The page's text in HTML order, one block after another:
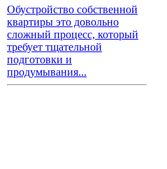
Обустройство собственной
квартиры это довольно
сложный процесс, который
требует тщательной
подготовки и
продумывания...